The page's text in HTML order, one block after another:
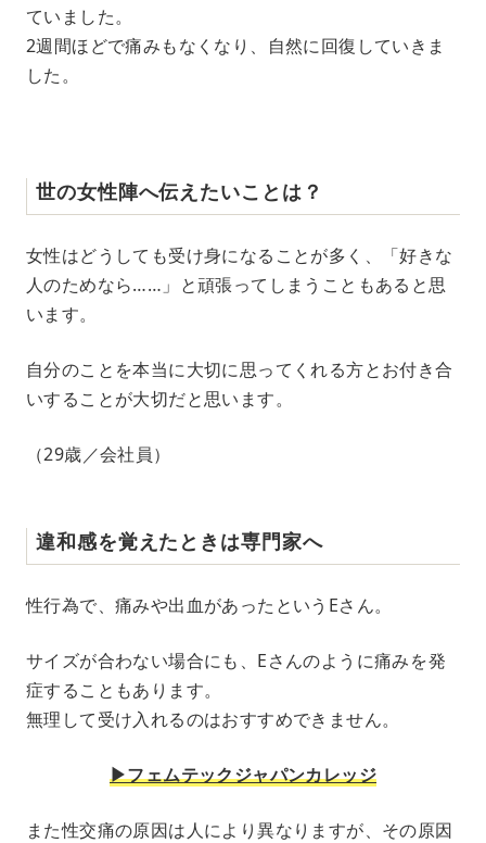
ていました。
2週間ほどで痛みもなくなり、自然に回復していきま
した。
世の女性陣へ伝えたいことは？
女性はどうしても受け身になることが多く、「好きな
人のためなら……」と頑張ってしまうこともあると思
います。
自分のことを本当に大切に思ってくれる方とお付き合
いすることが大切だと思います。
（29歳／会社員）
違和感を覚えたときは専門家へ
性行為で、痛みや出血があったというEさん。
サイズが合わない場合にも、Eさんのように痛みを発
症することもあります。
無理して受け入れるのはおすすめできません。
▶︎フェムテックジャパンカレッジ
また性交痛の原因は人により異なりますが、その原因